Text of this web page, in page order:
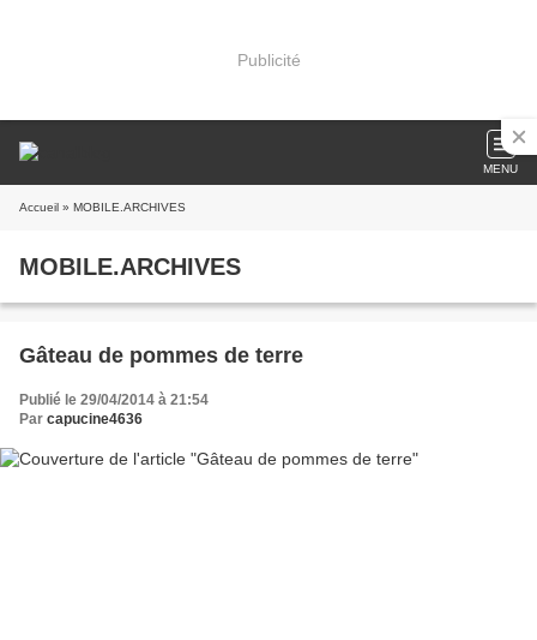
Publicité
MENU
Accueil » MOBILE.ARCHIVES
MOBILE.ARCHIVES
Gâteau de pommes de terre
Publié le 29/04/2014 à 21:54
Par capucine4636